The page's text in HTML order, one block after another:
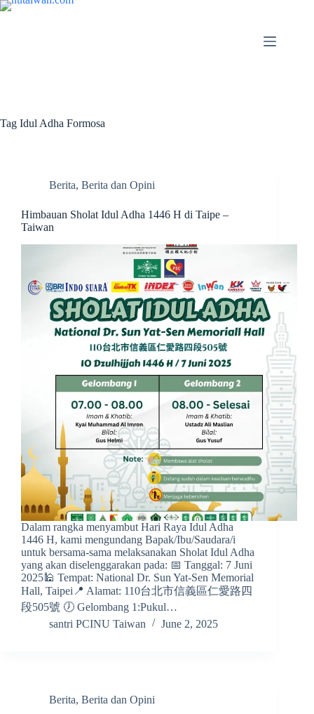
Tag Idul Adha Formosa
Berita, Berita dan Opini
Himbauan Sholat Idul Adha 1446 H di Taipe –
Taiwan
Dalam rangka menyambut Hari Raya Idul Adha
1446 H, kami mengundang Bapak/Ibu/Saudara/i
untuk bersama-sama melaksanakan Sholat Idul Adha
yang akan diselenggarakan pada: 📅 Tanggal: 7 Juni
2025🕌 Tempat: National Dr. Sun Yat-Sen Memorial
Hall, Taipei📍 Alamat: 110台北市信義區仁愛路四
段505號 🕖 Gelombang 1:Pukul…
santri PCINU Taiwan
June 2, 2025
Berita, Berita dan Opini